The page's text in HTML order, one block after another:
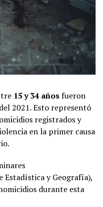
15 y 34 añosfueron
2021. Esto representó
registrados y
en la primer causa
y Geografía),
durante esta